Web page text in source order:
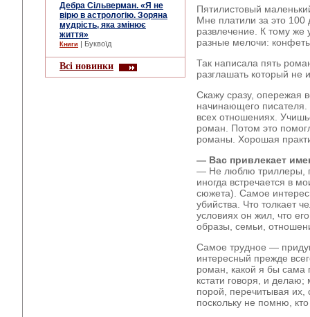
Дебра Сільверман. «Я не
вірю в астрологію. Зоряна
мудрість, яка змінює
життя»
Книги | Буквоїд
Всі новинки
Пятилистовый
Мне платили за это 100
развлечение. К тому же
разные мелочи:
Так написала пять
разглашать который не
Скажу сразу, опережая
начинающего писателя.
всех отношениях.
роман. Потом это
романы. Хорошая
— Вас привлекает
— Не люблю триллеры,
иногда встречается в
сюжета). Самое
убийства. Что толкает
условиях он жил, что
образы, семьи,
Самое трудное —
интересный прежде
роман, какой я бы сама
кстати говоря, и
порой, перечитывая их,
поскольку не помню,